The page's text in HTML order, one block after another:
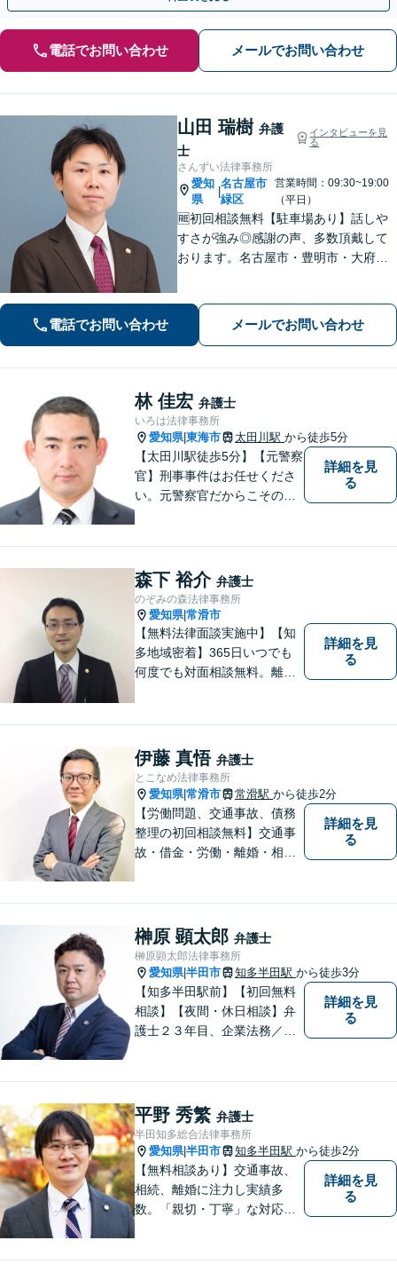
電話でお問い合わせ メールでお問い合わせ
山田 瑞樹 弁護
士
インタビューを見
る
さんずい法律事務所
愛知
県
名古屋市
緑区
営業時間：09:30~19:00
（平日）
🆓初回相談無料【駐車場あり】話しや
すさが強み◎感謝の声、多数頂戴して
おります。名古屋市・豊明市・大府
不安を軽減。理想とする解決を目指し
ます【土曜・夜間面談OK】
電話でお問い合わせ メールでお問い合わせ
林 佳宏 弁護士
いろは法律事務所
愛知県|東海市 太田川駅 から徒歩5分
【太田川駅徒歩5分】【元警察
官】刑事事件はお任せくださ
い。元警察官だからこその視
ることはございません。元警
察官の経験を活かした交通事
故事案対応もいたします。
詳細を見
る
森下 裕介 弁護士
のぞみの森法律事務所
愛知県|常滑市
【無料法律面談実施中】【知
多地域密着】365日いつでも
何度でも対面相談無料。離
い。
詳細を見
る
伊藤 真悟 弁護士
とこなめ法律事務所
愛知県|常滑市 常滑駅 から徒歩2分
【労働問題、交通事故、債務
整理の初回相談無料】交通事
故・借金・労働・離婚・相続
町、東浦町、美浜町、南知多
町などでお困りの方がいまし
たらすぐにご相談ください。
詳細を見
る
榊原 顕太郎 弁護士
榊原顕太郎法律事務所
愛知県|半田市 知多半田駅 から徒歩3分
【知多半田駅前】【初回無料
相談】【夜間・休日相談】弁
護士２３年目、企業法務／交
護士が、事業経営を強力サポ
ートいたします！【ネット予
約可】【駐車場あり】【見積
無料】
詳細を見
る
平野 秀繁 弁護士
半田知多総合法律事務所
愛知県|半田市 知多半田駅 から徒歩2分
【無料相談あり】交通事故、
相続、離婚に注力し実績多
数。「親切・丁寧」な対応
詳細を見
る